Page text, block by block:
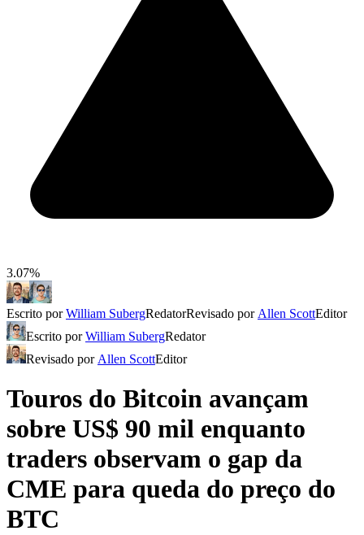
3.07%
Escrito porWilliam SubergRedatorRevisado por Allen ScottEditor
Escrito porWilliam SubergRedator
Revisado por Allen ScottEditor
Touros do Bitcoin avançam
sobre US$ 90 mil enquanto
traders observam o gap da
CME para queda do preço do
BTC